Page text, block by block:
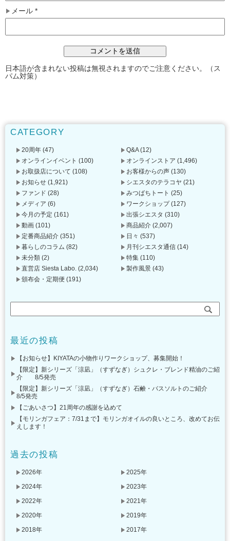
メール *
日本語が含まれない投稿は無視されますのでご注意ください。（ス
パム対策）
CATEGORY
20周年 (47) Q&A(12)
オンラインイベント (100) オンラインストア (1,496)
お取扱店について (108) お客様からの声 (130)
お知らせ (1,921) シエスタのテラコヤ (21)
ファンド (28) みつばちトート (25)
メディア (6) ワークショップ(127)
今月の予定 (161) 出張シエスタ (310)
動画 (101) 商品紹介 (2,007)
定番商品紹介 (351) 日々 (537)
暮らしのコラム (82) 月刊シエスタ通信 (14)
未分類 (2) 特集 (110)
直営店 Siesta Labo. (2,034) 製作風景 (43)
頒布会・定期便 (191)
最近の投稿
【お知らせ】KIYATAの小物作りワークショップ、募集開始！
【限定】新シリーズ「涼凪」（すずなぎ）シュクレ・ブレンド精油のご紹
介 8/5発売
【限定】新シリーズ「涼凪」（すずなぎ）石鹸・バスソルトのご紹介
8/5発売
【ごあいさつ】21周年の感謝を込めて
【モリンガフェア：7/31まで】モリンガオイルの良いところ、改めてお伝
えします！
過去の投稿
2026年
2025年
2024年
2023年
2022年
2021年
2020年
2019年
2018年
2017年